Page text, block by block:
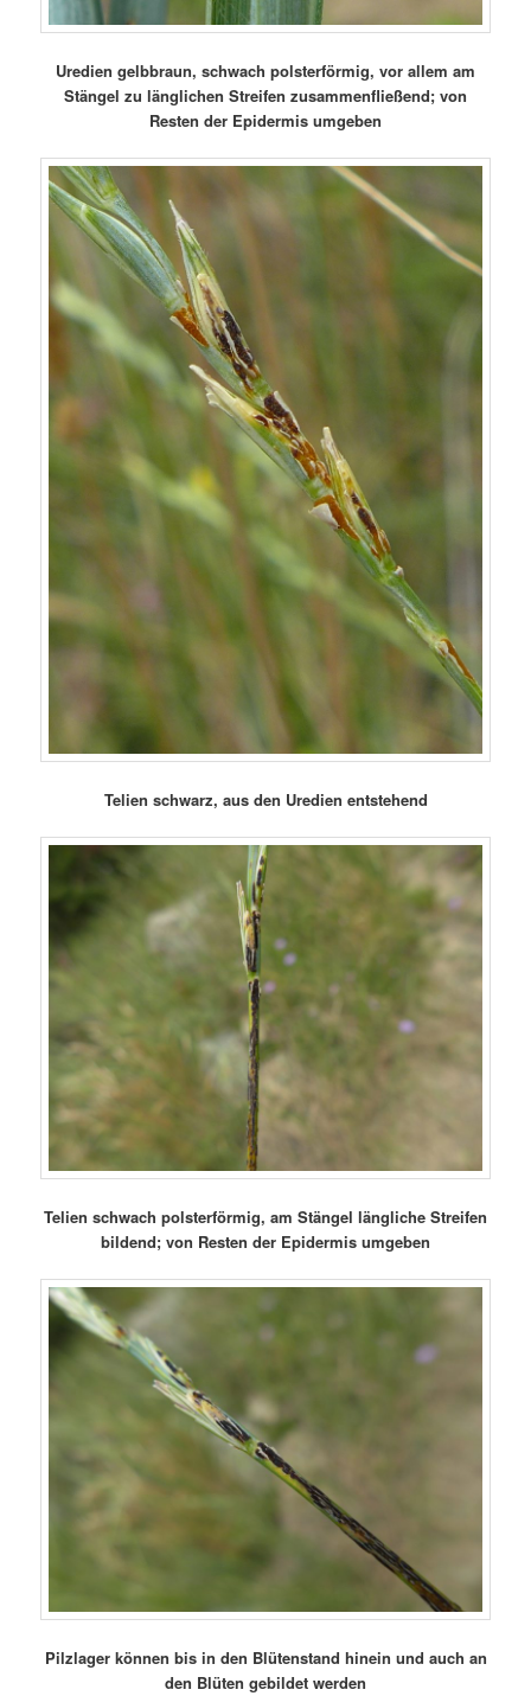
Uredien gelbbraun, schwach polsterförmig, vor allem am
Stängel zu länglichen Streifen zusammenfließend; von
Resten der Epidermis umgeben
Telien schwarz, aus den Uredien entstehend
Telien schwach polsterförmig, am Stängel längliche Streifen
bildend; von Resten der Epidermis umgeben
Pilzlager können bis in den Blütenstand hinein und auch an
den Blüten gebildet werden